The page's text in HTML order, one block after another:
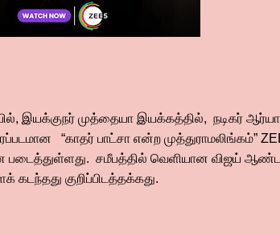
இயக்குநர் முத்தையா இயக்கத்தில், நடிகர் ஆர்யா
“காதர் பாட்சா என்ற முத்துராமலிங்கம்”
படைத்துள்ளது. சமீபத்தில் வெளியான விஜய்
கடந்தது குறிப்பிடத்தக்கது.